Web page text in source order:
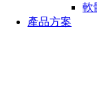
軟
產品方案